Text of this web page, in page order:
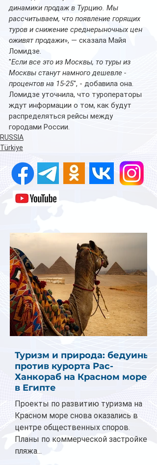
динамики продаж в Турцию. Мы
рассчитываем, что появление горящих
туров и снижение среднерыночных цен
оживят продажи», — сказала Майя
Ломидзе.
"Если все это из Москвы, то туры из
Москвы станут намного дешевле -
процентов на 15-25", - добавила она.
Ломидзе уточнила, что туроператоры
ждут информации о том, как будут
распределяться рейсы между
городами России.
RUSSIA
Türkiye
Туризм и природа: бедуины
против курорта Рас-
Ханкораб на Красном море
в Египте
Проекты по развитию туризма на
Красном море снова оказались в
центре общественных споров.
Планы по коммерческой застройке
пляжа...